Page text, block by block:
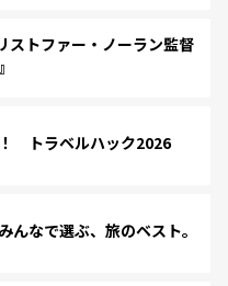
トファー・ノーラン監督
トラベルハック2026
なで選ぶ、旅のベスト。